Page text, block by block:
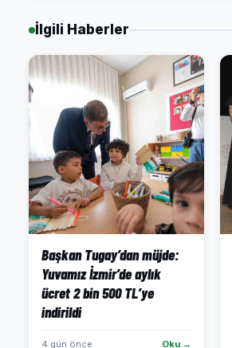
İlgili Haberler
Başkan Tugay’dan müjde:
Yuvamız İzmir’de aylık
ücret 2 bin 500 TL’ye
indirildi
4 gün önce Oku →